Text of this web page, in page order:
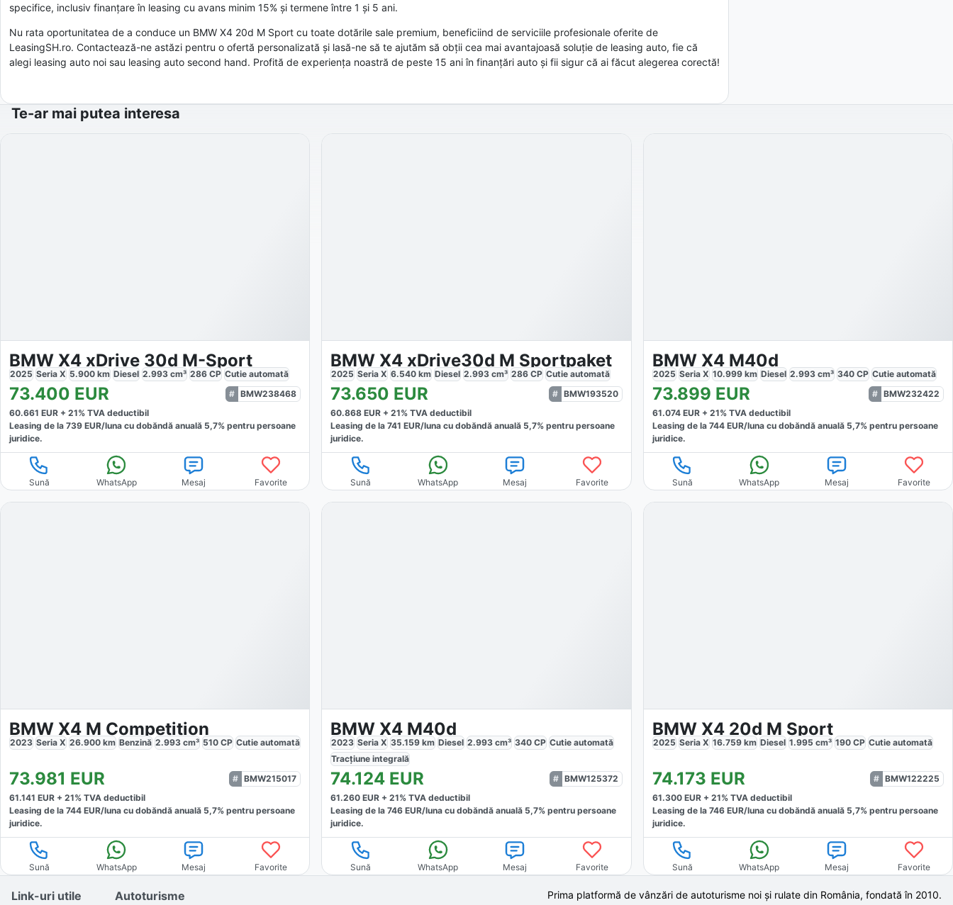
specifice, inclusiv finanțare în leasing cu avans minim 15% și termene între 1 și 5 ani.
Nu rata oportunitatea de a conduce un BMW X4 20d M Sport cu toate dotările sale premium, beneficiind de serviciile profesionale oferite de
LeasingSH.ro. Contactează-ne astăzi pentru o ofertă personalizată și lasă-ne să te ajutăm să obții cea mai avantajoasă soluție de leasing auto, fie că
alegi leasing auto noi sau leasing auto second hand. Profită de experiența noastră de peste 15 ani în finanțări auto și fii sigur că ai făcut alegerea corectă!
Te-ar mai putea interesa
BMW X4 xDrive 30d M-Sport
2025 Seria X 5.900 km Diesel 2.993 cm³ 286 CP Cutie automată
73.400 EUR
BMW238468
60.661 EUR + 21% TVA deductibil
Leasing de la 739 EUR/luna cu dobăndă anuală 5,7% pentru persoane
juridice.
Sună WhatsApp Mesaj Favorite
BMW X4 xDrive30d M Sportpaket
2025 Seria X 6.540 km Diesel 2.993 cm³ 286 CP Cutieautomată
73.650 EUR
BMW193520
60.868 EUR +21% TVA deductibil
Leasing de la741 EUR/luna cu dobăndă anuală 5,7% pentru persoane
juridice.
Sună WhatsApp Mesaj Favorite
BMW X4 M40d
2025 Seria X 10.999km Diesel 2.993cm³ 340CP Cutie automată
73.899 EUR
BMW232422
61.074EUR + 21% TVA deductibil
Leasing de la 744EUR/lunacu dobăndă anuală 5,7% pentru persoane
juridice.
Sună WhatsApp Mesaj Favorite
BMW X4 M Competition
2023 Seria X 26.900 km Benzină 2.993 cm³ 510 CP Cutie automată
73.981 EUR
BMW215017
61.141 EUR + 21% TVA deductibil
Leasing de la 744 EUR/luna cu dobăndă anuală 5,7% pentru persoane
juridice.
Sună WhatsApp Mesaj Favorite
BMW X4 M40d
2023 Seria X 35.159 km Diesel 2.993 cm³ 340 CP Cutieautomată
Tracțiuneintegrală
74.124 EUR
BMW125372
61.260 EUR +21% TVA deductibil
Leasing de la746 EUR/luna cu dobăndă anuală 5,7% pentru persoane
juridice.
Sună WhatsApp Mesaj Favorite
BMW X4 20d M Sport
2025 Seria X 16.759km Diesel 1.995 cm³ 190CP Cutie automată
74.173 EUR
BMW122225
61.300EUR + 21% TVA deductibil
Leasing de la 746EUR/lunacu dobăndă anuală 5,7% pentru persoane
juridice.
Sună WhatsApp Mesaj Favorite
Prima platformă de vânzări de autoturisme noi și rulate din România, fondată în 2010.
Link-uri utile Autoturisme